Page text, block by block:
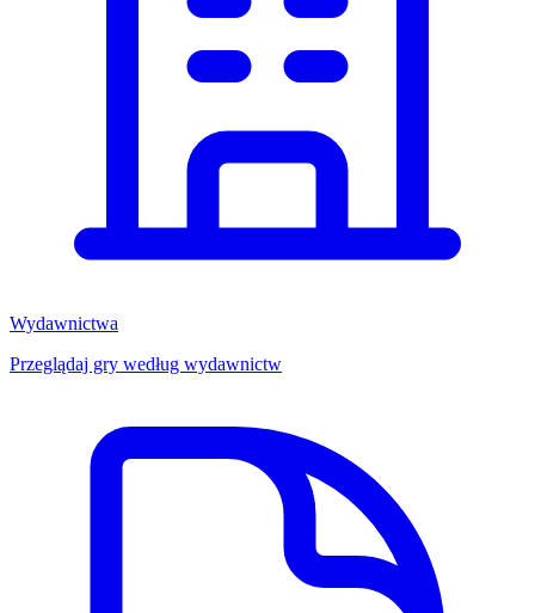
Wydawnictwa
Przeglądaj gry według wydawnictw